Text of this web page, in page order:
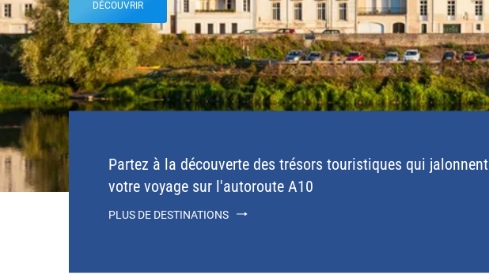
DÉCOUVRIR
Partez à la découverte des trésors touristiques qui jalonnent
votre voyage sur l'autoroute A10
PLUS DE DESTINATIONS